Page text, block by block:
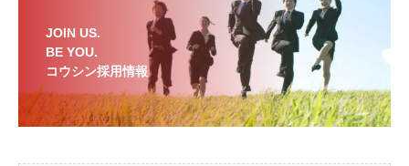
JOIN US.
BE YOU.
コウシン採用情報